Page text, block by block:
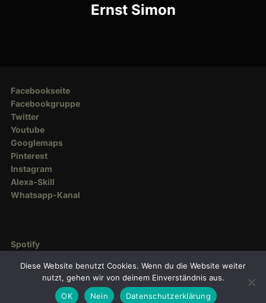
Ernst Simon
Facebookseite
Facebookgruppe
Twitter
Youtube
Googlemaps
Pinterest
Instagram
Alexa-Skill
Whatsapp-Kanal
Spotify
Amazon Music
Diese Website benutzt Cookies. Wenn du die Website weiter
nutzt, gehen wir von deinem Einverständnis aus.
OK
Nein Datenschutzerklärung